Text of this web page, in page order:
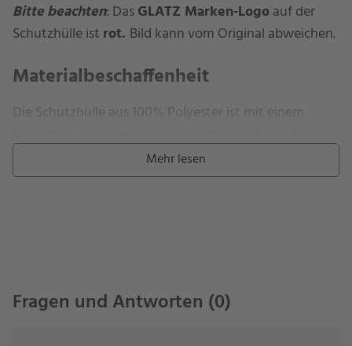
Bitte beachten: DasGLATZ Marken-Logoauf der
Schutzhülle ist rot. Bild kann vom Original abweichen.
Materialbeschaffenheit
Die Schutzhülle aus 100% Polyester ist mit einem
Stab (4-teilig) ausgestattet. Sie besteht aus einem
stabilen, aber dennoch leichten und reißfestem
schützt den Schirm vor Feuchtigkeit von außen.
Mehr lesen
Fragen und Antworten (0)